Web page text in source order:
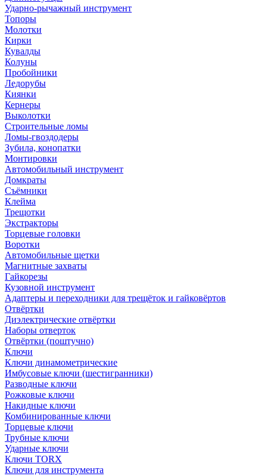
Ударно-рычажный инструмент
Топоры
Молотки
Кирки
Кувалды
Колуны
Пробойники
Ледорубы
Киянки
Кернеры
Выколотки
Строительные ломы
Ломы-гвоздодеры
Зубила, конопатки
Монтировки
Автомобильный инструмент
Домкраты
Съёмники
Клейма
Трещотки
Экстракторы
Торцевые головки
Воротки
Автомобильные щетки
Магнитные захваты
Гайкорезы
Кузовной инструмент
Адаптеры и переходники для трещёток и гайковёртов
Отвёртки
Диэлектрические отвёртки
Наборы отверток
Отвёртки (поштучно)
Ключи
Ключи динамометрические
Имбусовые ключи (шестигранники)
Разводные ключи
Рожковые ключи
Накидные ключи
Комбинированные ключи
Торцевые ключи
Трубные ключи
Ударные ключи
Ключи TORX
Ключи для инструмента